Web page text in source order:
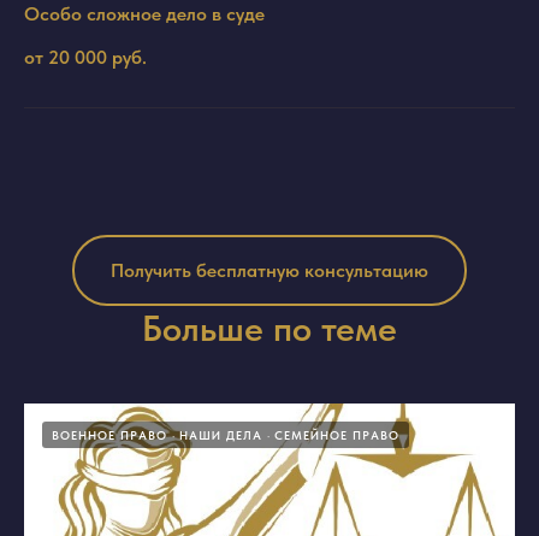
Особо сложное дело в суде
от 20 000 руб.
Получить бесплатную консультацию
Больше по теме
ВОЕННОЕ ПРАВО НАШИ ДЕЛА СЕМЕЙНОЕ ПРАВО